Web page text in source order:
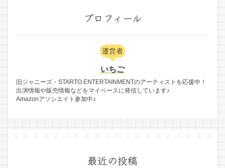
プロフィール
運営者
いちご
旧ジャニーズ・STARTO ENTERTAINMENTのアーティストを応援中！
出演情報や販売情報などをマイペースに発信しています♪
Amazonアソシエイト参加中♪
最近の投稿